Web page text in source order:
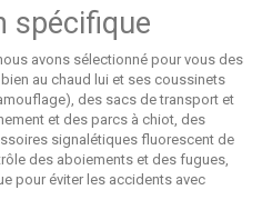
spécifique
avons sélectionné pour vous des
au chaud lui et ses coussinets
des sacs de transport et
et des parcs à chiot, des
signalétiques fluorescent de
des aboiements et des fugues,
pour éviter les accidents avec